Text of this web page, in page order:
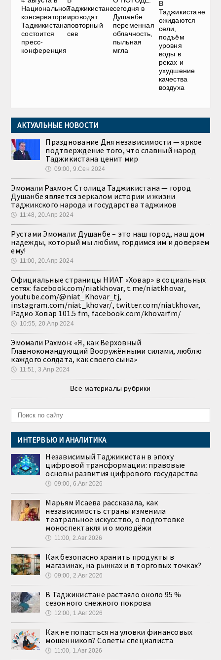
Национальной
консерватории
Таджикистана
состоится
пресс-
конференция
Таджикистане
проводят
повторный
сев
сегодня в
Душанбе
переменная
облачность,
пыльная
мгла
В
Таджикистане
ожидаются
сели,
подъём
уровня
воды в
реках и
ухудшение
качества
воздуха
АКТУАЛЬНЫЕ НОВОСТИ
Празднование Дня независимости — яркое
подтверждение того, что славный народ
Таджикистана ценит мир
🕔 09:00, 9.Сен 2024
Эмомали Рахмон: Столица Таджикистана — город
Душанбе является зеркалом истории и жизни
таджикского народа и государства таджиков
🕔 11:48, 20.Апр 2024
Рустами Эмомали: Душанбе – это наш город, наш дом
надежды, который мы любим, гордимся им и доверяем
ему!
🕔 11:00, 20.Апр 2024
Официальные страницы НИАТ «Ховар» в социальных
сетях: facebook.com/niatkhovar, t.me/niatkhovar,
youtube.com/@niat_Khovar_tj,
instagram.com/niat_khovar/, twitter.com/niatkhovar,
Радио Ховар 101.5 fm, facebook.com/khovarfm/
🕔 10:55, 20.Апр 2024
Эмомали Рахмон: «Я, как Верховный
Главнокомандующий Вооружёнными силами, люблю
каждого солдата, как своего сына»
🕔 11:51, 3.Апр 2024
Все материалы рубрики
ИНТЕРВЬЮ И АНАЛИТИКА
Независимый Таджикистан в эпоху
цифровой трансформации: правовые
основы развития цифрового государства
🕔 09:00, 6.Авг 2026
Марьям Исаева рассказала, как
независимость страны изменила
театральное искусство, о подготовке
моноспектакля и о молодёжи
🕔 11:00, 2.Авг 2026
Как безопасно хранить продукты в
магазинах, на рынках и в торговых точках?
🕔 09:00, 2.Авг 2026
В Таджикистане растаяло около 95 %
сезонного снежного покрова
🕔 12:00, 1.Авг 2026
Как не попасться на уловки финансовых
мошенников? Советы специалиста
🕔 11:00, 1.Авг 2026